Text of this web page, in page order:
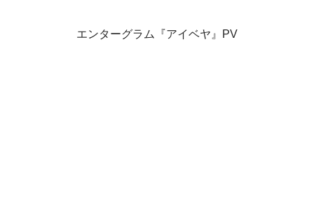
エンターグラム『アイベヤ』PV